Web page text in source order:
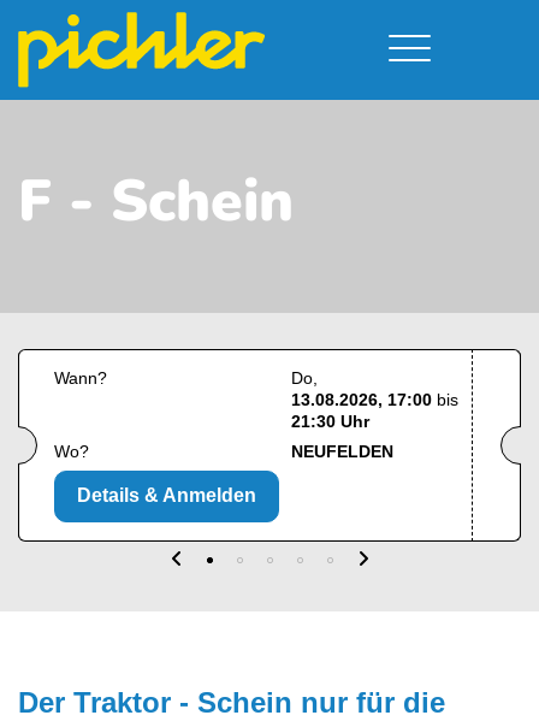
A - Scheine + Code 111
B - Scheine
Kursorte
Neufelden
Service
Kontakt
F - Schein
Wann?
Do
13.08.2026, 17:00 bis
21:30 Uhr
Wo?
NEUFELDEN
Details & Anmelden
Der Traktor - Schein nur für die